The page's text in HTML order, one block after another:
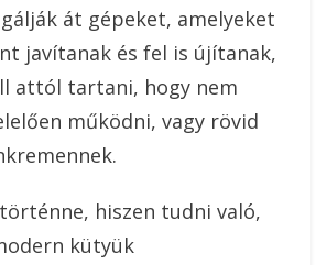
át gépeket, amelyeket
javítanak és fel is újítanak,
attól tartani, hogy nem
működni, vagy rövid
hiszen tudni való,
kütyük